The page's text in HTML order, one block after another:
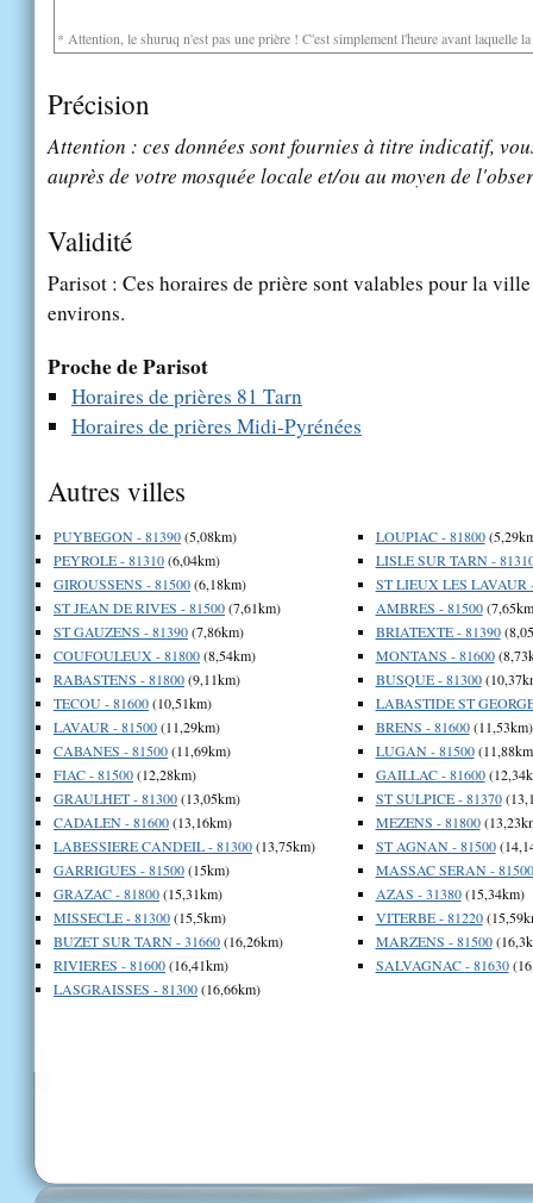
* Attention, le shuruq n'est pas une prière ! C'est simplement l'heure avant laquelle
Précision
Attention : ces données sont fournies à titre indicatif,
auprès de votre mosquée locale et/ou au moyen de
Validité
Parisot : Ces horaires de prière sont valables pour la
environs.
Proche de Parisot
Horaires de prières 81 Tarn
Horaires de prières Midi-Pyrénées
Autres villes
PUYBEGON - 81390(5,08km)
PEYROLE - 81310(6,04km)
GIROUSSENS - 81500(6,18km)
ST JEAN DE RIVES - 81500(7,61km)
ST GAUZENS - 81390(7,86km)
COUFOULEUX - 81800(8,54km)
RABASTENS - 81800(9,11km)
TECOU - 81600(10,51km)
LAVAUR - 81500(11,29km)
CABANES - 81500(11,69km)
FIAC - 81500(12,28km)
GRAULHET - 81300(13,05km)
CADALEN - 81600(13,16km)
LABESSIERE CANDEIL - 81300(13,75km)
GARRIGUES - 81500(15km)
GRAZAC - 81800(15,31km)
MISSECLE - 81300(15,5km)
BUZET SUR TARN - 31660(16,26km)
RIVIERES - 81600(16,41km)
LASGRAISSES - 81300(16,66km)
LOUPIAC - 81800
LISLE SUR TARN -
ST LIEUX LES LAVAUR
AMBRES - 81500
BRIATEXTE - 81390
MONTANS - 81600
BUSQUE - 81300
LABASTIDE ST
BRENS - 81600(11,53km)
LUGAN - 81500
GAILLAC - 81600
ST SULPICE - 81370
MEZENS - 81800
ST AGNAN - 81500
MASSAC SERAN - 81500
AZAS - 31380(15,34km)
VITERBE - 81220
MARZENS - 81500
SALVAGNAC - 81630